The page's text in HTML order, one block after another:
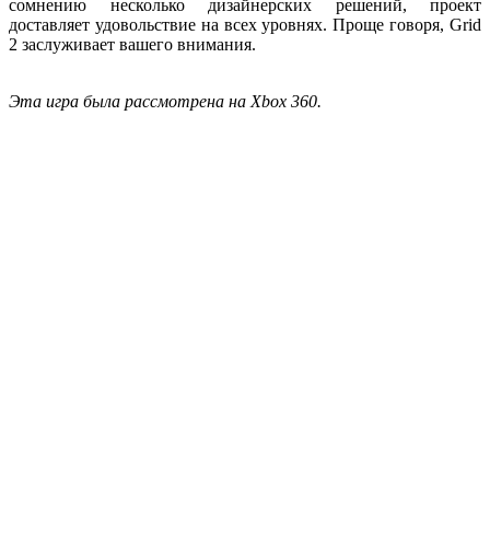
сомнению несколько дизайнерских решений, проект
доставляет удовольствие на всех уровнях. Проще говоря, Grid
2 заслуживает вашего внимания.
Эта игра была рассмотрена на Xbox 360.